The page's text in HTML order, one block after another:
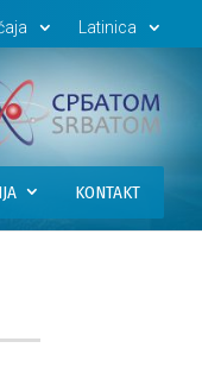
Latinica
KONTAKT